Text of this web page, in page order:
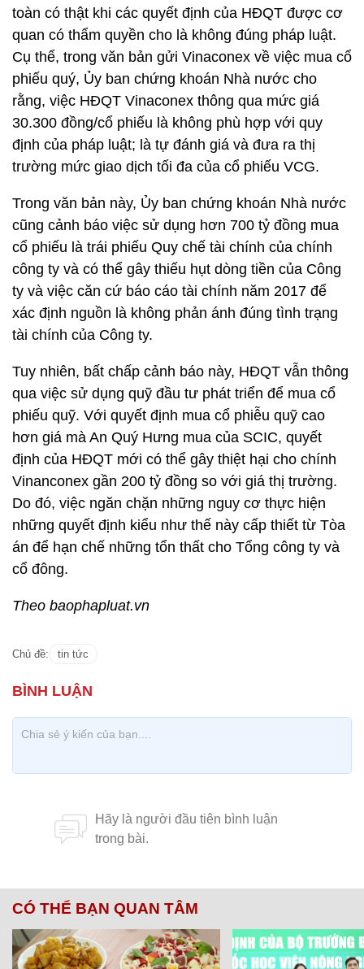
toàn có thật khi các quyết định của HĐQT được cơ
quan có thẩm quyền cho là không đúng pháp luật.
Cụ thể, trong văn bản gửi Vinaconex về việc mua cổ
phiếu quý, Ủy ban chứng khoán Nhà nước cho
rằng, việc HĐQT Vinaconex thông qua mức giá
30.300 đồng/cổ phiếu là không phù hợp với quy
định của pháp luật; là tự đánh giá và đưa ra thị
trường mức giao dịch tối đa của cổ phiếu VCG.
Trong văn bản này, Ủy ban chứng khoán Nhà nước
cũng cảnh báo việc sử dụng hơn 700 tỷ đồng mua
cổ phiếu là trái phiếu Quy chế tài chính của chính
công ty và có thể gây thiếu hụt dòng tiền của Công
ty và việc căn cứ báo cáo tài chính năm 2017 để
xác định nguồn là không phản ánh đúng tình trạng
tài chính của Công ty.
Tuy nhiên, bất chấp cảnh báo này, HĐQT vẫn thông
qua việc sử dụng quỹ đầu tư phát triển để mua cổ
phiếu quỹ. Với quyết định mua cổ phiễu quỹ cao
hơn giá mà An Quý Hưng mua của SCIC, quyết
định của HĐQT mới có thể gây thiệt hại cho chính
Vinanconex gần 200 tỷ đồng so với giá thị trường.
Do đó, việc ngăn chặn những nguy cơ thực hiện
những quyết định kiểu như thế này cấp thiết từ Tòa
án để hạn chế những tổn thất cho Tổng công ty và
cổ đông.
Theo baophapluat.vn
Chủ đề: tin tức
CÓ THỂ BẠN QUAN TÂM